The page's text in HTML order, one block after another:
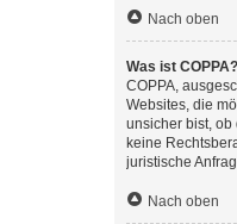
Nach oben
Was ist COPPA?
COPPA,
Websites, die
unsicher bist, ob
keine
juristische
Nach oben